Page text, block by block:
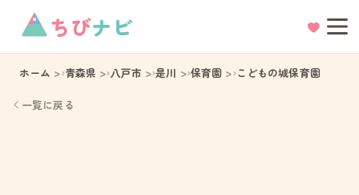
ちびナビ
ホーム 青森県 八戸市 是川 保育園 こどもの城保育園
一覧に戻る